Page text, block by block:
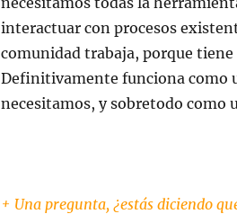
interactuar con procesos
comunidad trabaja, porque
Definitivamente funciona como
necesitamos, y sobretodo como
+ Una pregunta, ¿estás diciendo